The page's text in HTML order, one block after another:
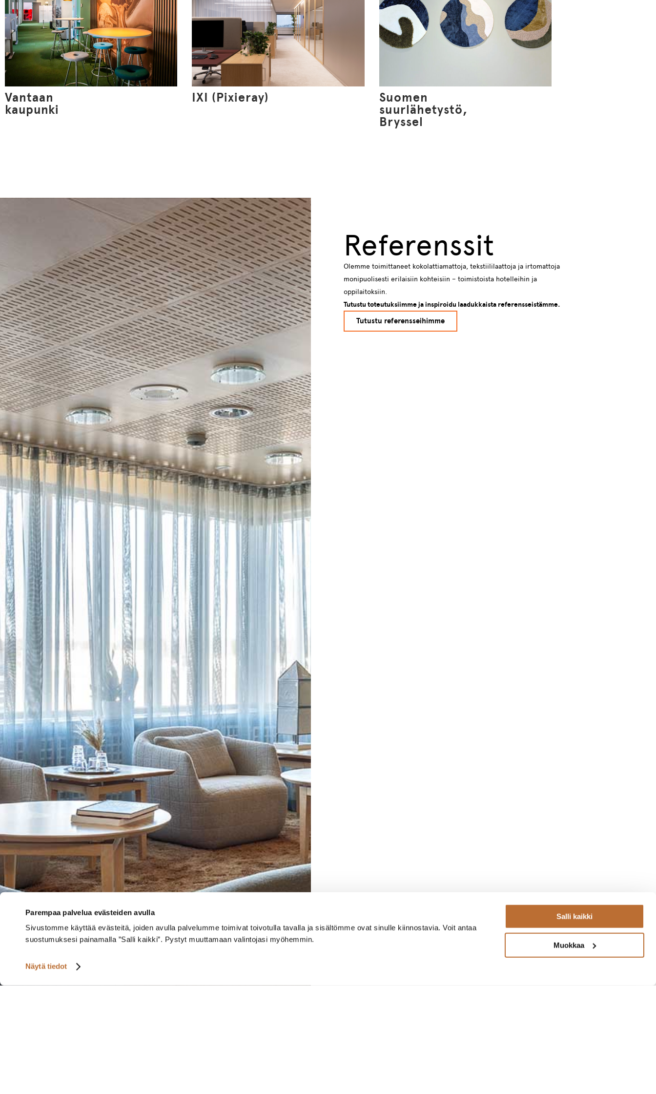
Parempaa palvelua evästeiden avulla
Sivustomme käyttää evästeitä, joiden avulla palvelumme toimivat toivotulla tavalla ja sisältömme ovat sinulle kiinnostavia. Voit antaa
suostumuksesi painamalla ”Salli kaikki”. Pystyt muuttamaan valintojasi myöhemmin.
Näytä tiedot
Salli kaikki
Muokkaa
Vantaan
kaupunki
IXI (Pixieray)
Suomen
suurlähetystö,
Bryssel
Referenssit
Olemme toimittaneet kokolattiamattoja, tekstiililaattoja ja irtomattoja
monipuolisesti erilaisiin kohteisiin – toimistoista hotelleihin ja
oppilaitoksiin.
Tutustu toteutuksiimme ja inspiroidu laadukkaista referensseistämme.
Tutustu referensseihimme